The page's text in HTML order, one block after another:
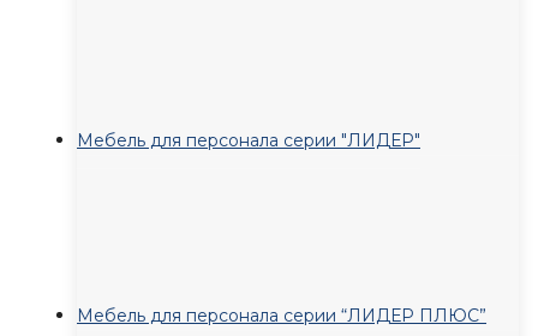
Мебель для персонала серии "ЛИДЕР"
Мебель для персонала серии “ЛИДЕР ПЛЮС”